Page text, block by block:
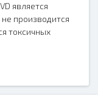
является
производится
токсичных